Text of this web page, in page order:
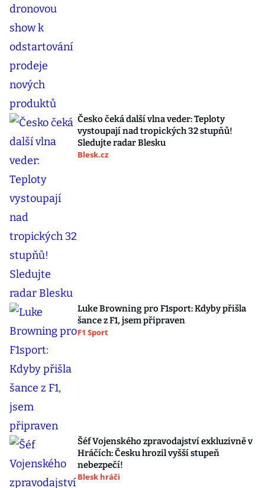
Česko čeká další vlna veder: Teploty
vystoupají nad tropických 32 stupňů!
Sledujte radar Blesku
Blesk.cz
Luke Browning pro F1sport: Kdyby přišla
šance z F1, jsem připraven
F1 Sport
Šéf Vojenského zpravodajství exkluzivně v
Hráčích: Česku hrozil vyšší stupeň
nebezpečí!
Blesk hráči